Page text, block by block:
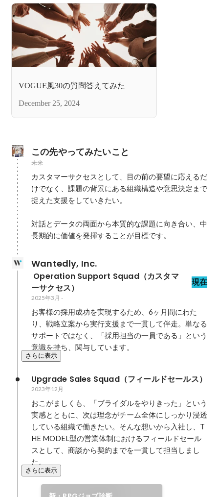
VOGUE風30の質問答えてみた
December 25, 2024
この先やってみたいこと
未来
カスタマーサクセスとして、目の前の要望に応えるだ
けでなく、課題の背景にある組織構造や意思決定まで
捉えた支援をしていきたい。
対話とデータの両面から本質的な課題に向き合い、中
長期的に価値を発揮することが目標です。
Wantedly, Inc.
ーサクセス）
現在
2025年3月 -
お客様の採用成功を実現するため、6ヶ月間にわた
り、戦略立案から実行支援まで一貫して伴走。単なる
サポートではなく、「採用担当の一員である」という
意識を持ち、関与しています。
さらに表示
Upgrade Sales Squad（フィールドセールス）
2023年12月
おこがましくも、「ブライダルをやりきった」という
実感とともに、次は理念がチーム全体にしっかり浸透
している組織で働きたい。そんな想いから入社し、T
HE MODEL型の営業体制におけるフィールドセール
スとして、商談から契約までを一貫して担当しまし
た。
さらに表示